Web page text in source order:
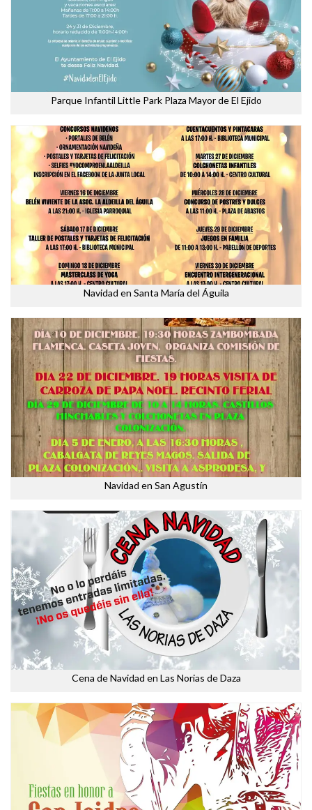
Parque Infantil Little Park Plaza Mayor de El Ejido
Navidad en Santa María del Águila
Navidad en San Agustín
Cena de Navidad en Las Norias de Daza